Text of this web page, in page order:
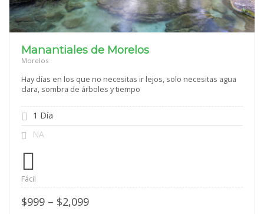
Manantiales de Morelos
Morelos
Hay días en los que no necesitas ir lejos, solo necesitas agua
clara, sombra de árboles y tiempo
1 Día
NA
Fácil
$999 – $2,099Price